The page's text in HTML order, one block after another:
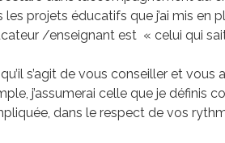
les projets éducatifs que j’ai mis en
/enseignant est « celui qui
s’agit de vous conseiller et
j’assumerai celle que je définis
dans le respect de vos